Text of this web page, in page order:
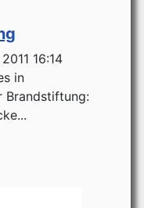
16:14
in
Brandstiftung: